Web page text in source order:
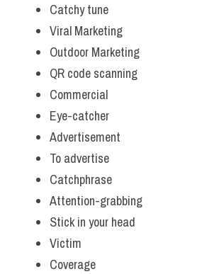
Catchy tune
Viral Marketing
Outdoor Marketing
QR code scanning
Commercial
Eye-catcher
Advertisement
To advertise
Catchphrase
Attention-grabbing
Stick in your head
Victim
Coverage